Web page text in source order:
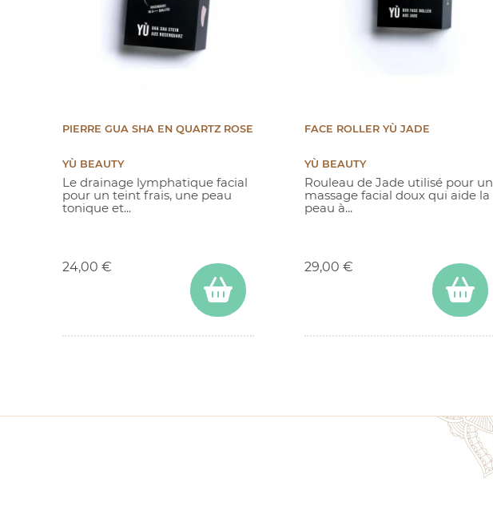
PIERRE GUA SHA EN QUARTZ ROSE
YÙ BEAUTY
Le drainage lymphatique facial
pour un teint frais, une peau
tonique et...
24,00 €
FACE ROLLER YÙ JADE
YÙ BEAUTY
Rouleau de Jade utilisé pour un
massage facial doux qui aide la
peau à...
29,00 €